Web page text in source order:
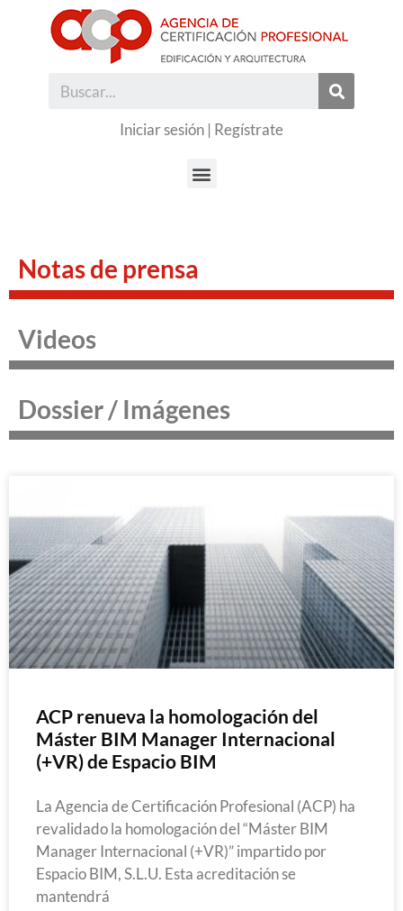
Iniciar sesión | Regístrate
Notas de prensa
Videos
Dossier / Imágenes
ACP renueva la homologación del
Máster BIM Manager Internacional
(+VR) de Espacio BIM
La Agencia de Certificación Profesional (ACP) ha
revalidado la homologación del “Máster BIM
Manager Internacional (+VR)” impartido por
Espacio BIM, S.L.U. Esta acreditación se
mantendrá